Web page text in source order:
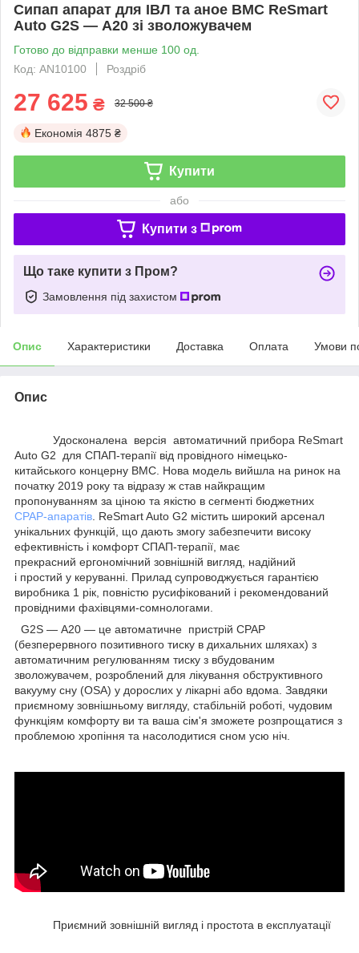
Сипап апарат для ІВЛ та аное ВМС ReSmart
Auto G2S — А20 зі зволожувачем
Готово до відправки менше 100 од.
Код: AN10100
Роздріб
27 625 ₴ 32 500 ₴
Економія 4875 ₴
Купити
або
Купити з
Що таке купити з Пром?
Замовлення під захистом
Опис Характеристики Доставка Оплата Умови
Опис
Удосконалена версія автоматичний прибора ReSmart
Auto G2 для СПАП-терапії від провідного німецько-
китайського концерну BMC. Нова модель вийшла на ринок на
початку 2019 року та відразу ж став найкращим
пропонуванням за ціною та якістю в сегменті бюджетних
CPAP-апаратів . ReSmart Auto G2 містить широкий арсенал
унікальних функцій, що дають змогу забезпечити високу
ефективність і комфорт СПАП-терапії, має
прекрасний ергономічний зовнішній вигляд, надійний
і простий у керуванні. Прилад супроводжується гарантією
виробника 1 рік, повністю русифікований і рекомендований
провідними фахівцями-сомнологами.
G2S — А20 — це автоматичне пристрій CPAP
(безперервного позитивного тиску в дихальних шляхах) з
автоматичним регулюванням тиску з вбудованим
зволожувачем, розроблений для лікування обструктивного
вакууму сну (OSA) у дорослих у лікарні або вдома. Завдяки
приємному зовнішньому вигляду, стабільній роботі, чудовим
функціям комфорту ви та ваша сім'я зможете розпрощатися з
проблемою хропіння та насолодитися сном усю ніч.
Приємний зовнішній вигляд і простота в експлуатації